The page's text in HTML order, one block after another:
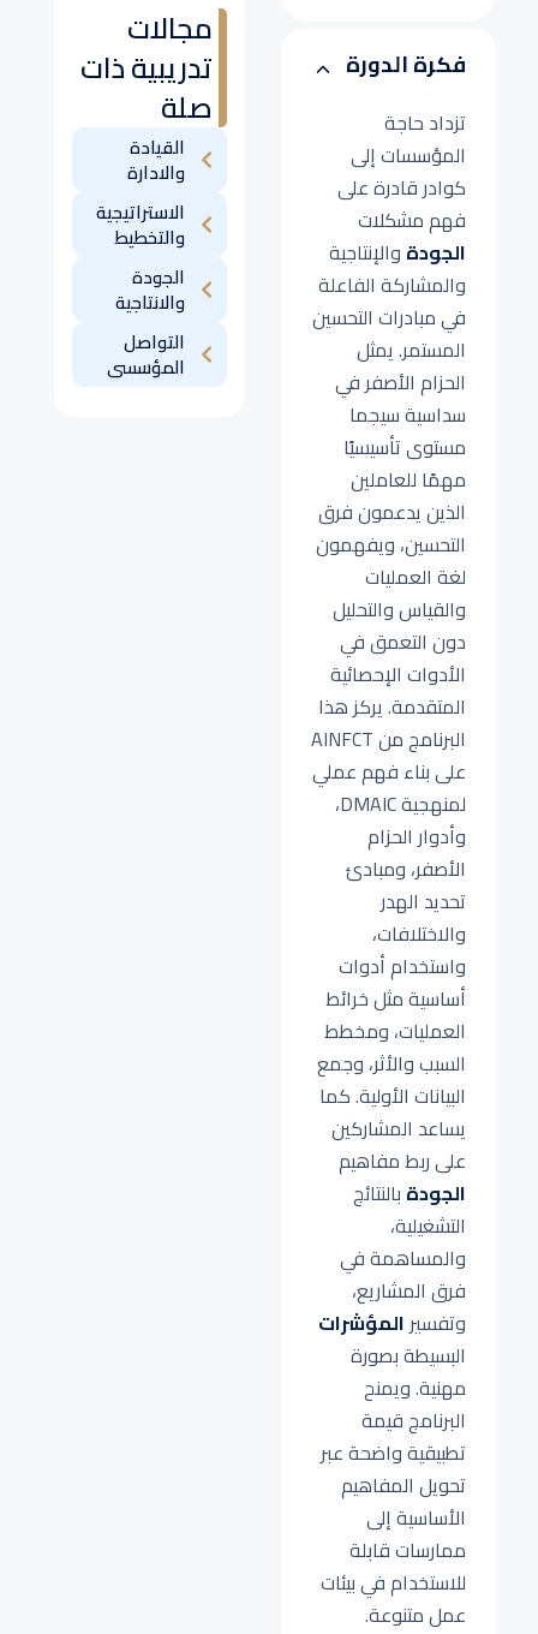
مجالات
تدريبية ذات
صلة
القيادة
والادارة
الاستراتيجية
والتخطيط
الجودة
والانتاجية
التواصل
المؤسسى
فكرة الدورة
تزداد حاجة
المؤسسات إلى
كوادر قادرة على
فهم مشكلات
الجودة والإنتاجية
والمشاركة الفاعلة
في مبادرات التحسين
المستمر. يمثل
الحزام الأصفر في
سداسية سيجما
مستوى تأسيسيًا
مهمًا للعاملين
الذين يدعمون فرق
التحسين، ويفهمون
لغة العمليات
والقياس والتحليل
دون التعمق في
الأدوات الإحصائية
المتقدمة. يركز هذا
البرنامج من AINFCT
على بناء فهم عملي
لمنهجية DMAIC،
وأدوار الحزام
الأصفر، ومبادئ
تحديد الهدر
والاختلافات،
واستخدام أدوات
أساسية مثل خرائط
العمليات، ومخطط
السبب والأثر، وجمع
البيانات الأولية. كما
يساعد المشاركين
على ربط مفاهيم
الجودة بالنتائج
التشغيلية،
والمساهمة في
فرق المشاريع،
وتفسيرالمؤشرات
البسيطة بصورة
مهنية. ويمنح
البرنامج قيمة
تطبيقية واضحة عبر
تحويل المفاهيم
الأساسية إلى
ممارسات قابلة
للاستخدام في بيئات
عمل متنوعة.